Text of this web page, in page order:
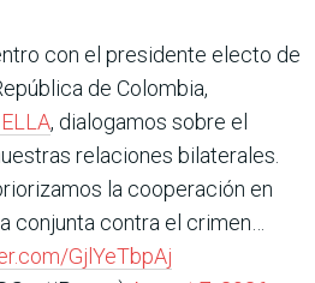
con el presidente electo de
de Colombia,
, dialogamos sobre el
relaciones bilaterales.
la cooperación en
conjunta contra el crimen…
GjlYeTbpAj